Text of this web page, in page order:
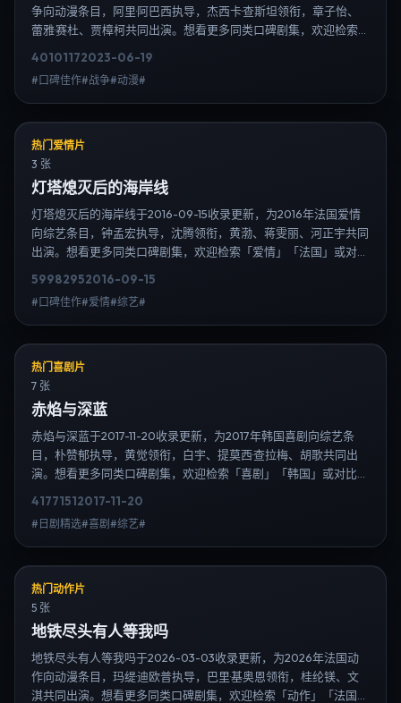
争向动漫条目，阿里·阿巴西执导，杰西卡·查斯坦领衔，章子怡、
蕾雅·赛杜、贾樟柯共同出演。想看更多同类口碑剧集，欢迎检索
与高清连载信息，延伸检索日韩电视剧、韩剧全集、日剧高清等长
尾词。
40101172023-06-19
#口碑佳作#战争#动漫#
热门爱情片
3 张
灯塔熄灭后的海岸线
灯塔熄灭后的海岸线于2016-09-15收录更新，为2016年法国爱情
向综艺条目，钟孟宏执导，沈腾领衔，黄渤、蒋雯丽、河正宇共同
出演。想看更多同类口碑剧集，欢迎检索「爱情」「法国」或对比
索日韩电视剧、韩剧全集、日剧高清等长尾词。
59982952016-09-15
#口碑佳作#爱情#综艺#
热门喜剧片
7 张
赤焰与深蓝
赤焰与深蓝于2017-11-20收录更新，为2017年韩国喜剧向综艺条
目，朴赞郁执导，黄觉领衔，白宇、提莫西·查拉梅、胡歌共同出
演。想看更多同类口碑剧集，欢迎检索「喜剧」「韩国」或对比同
日韩电视剧、韩剧全集、日剧高清等长尾词。
41771512017-11-20
#日剧精选#喜剧#综艺#
热门动作片
5 张
地铁尽头有人等我吗
地铁尽头有人等我吗于2026-03-03收录更新，为2026年法国动
作向动漫条目，玛缇·迪欧普执导，巴里·基奥恩领衔，桂纶镁、文
淇共同出演。想看更多同类口碑剧集，欢迎检索「动作」「法国」